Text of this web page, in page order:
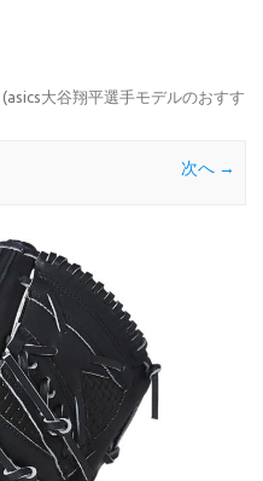
(asics大谷翔平選手モデルのおすす
次へ →